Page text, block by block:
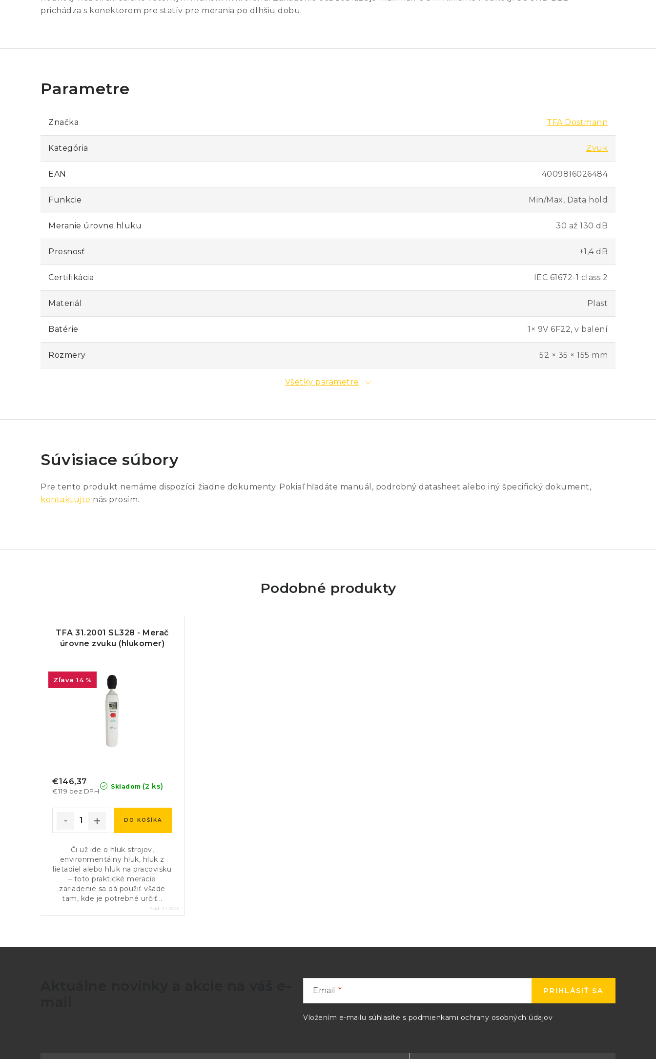
prichádza s konektorom pre statív pre merania po dlhšiu dobu.
Značka TFA Dostmann
Kategória Zvuk
EAN 4009816026484
Funkcie Min/Max, Data hold
Meranie úrovne hluku 30 až 130 dB
Presnosť ±1,4 dB
Certifikácia IEC 61672-1 class 2
Materiál Plast
Batérie 1× 9V 6F22, v balení
Rozmery 52 × 35 × 155 mm
Všetky parametre
Súvisiace súbory
Pre tento produkt nemáme dispozícii žiadne dokumenty. Pokiaľ hľadáte manuál, podrobný datasheet alebo iný špecifický dokument,
kontaktujte nás prosím.
Podobné produkty
TFA 31.2001 SL328 - Merač
úrovne zvuku (hlukomer)
14 %
Skladom (2 ks)
€119 bez DPH
€146,37
DO KOŠÍKA
Či už ide o hluk strojov,
environmentálny hluk, hluk z
lietadiel alebo hluk na pracovisku
– toto praktické meracie
zariadenie sa dá použiť všade
tam, kde je potrebné určiť...
Kód: 31.2001
Email
Vložením e-mailu súhlasíte s podmienkami ochrany osobných údajov
PRIHLÁSIŤ SA